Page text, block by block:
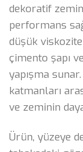
dekoratif
performans
düşük
çimento şapı
yapışma
katmanları
ve zeminin
Ürün, yüzeye